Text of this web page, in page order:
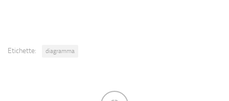
Etichette: diagramma